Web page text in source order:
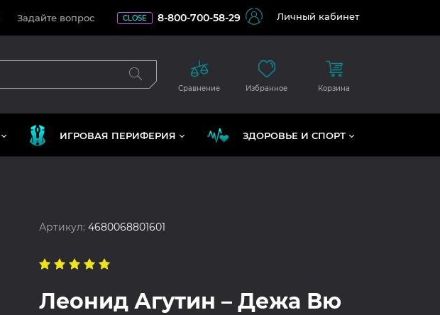
Задайте вопрос CLOSE 8-800-700-58-29 Личный кабинет
Сравнение Избранное Корзина
ИГРОВАЯ ПЕРИФЕРИЯ ЗДОРОВЬЕ И СПОРТ
Артикул:4680068801601
Леонид Агутин – Дежа Вю